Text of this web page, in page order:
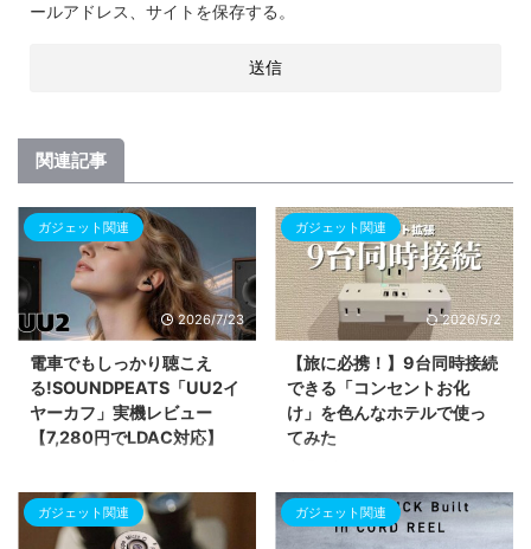
ールアドレス、サイトを保存する。
関連記事
ガジェット関連
2026/7/23
電車でもしっかり聴こえ
る!SOUNDPEATS「UU2イ
ヤーカフ」実機レビュー
【7,280円でLDAC対応】
(POP Clip2)を実機レビュー。片
耳5gの軽さと物理ボタンの快適
操作、電車内でも聴き取れる音量
ガジェット関連
2026/5/2
【旅に必携！】9台同時接続
できる「コンセントお化
け」を色んなホテルで使っ
てみた
けて、サンワダイレクトのモバイ
ルタップ「700-TAP093W」を
紹介します。壁のコンセント1つ
ガジェット関連 ガジェット関連